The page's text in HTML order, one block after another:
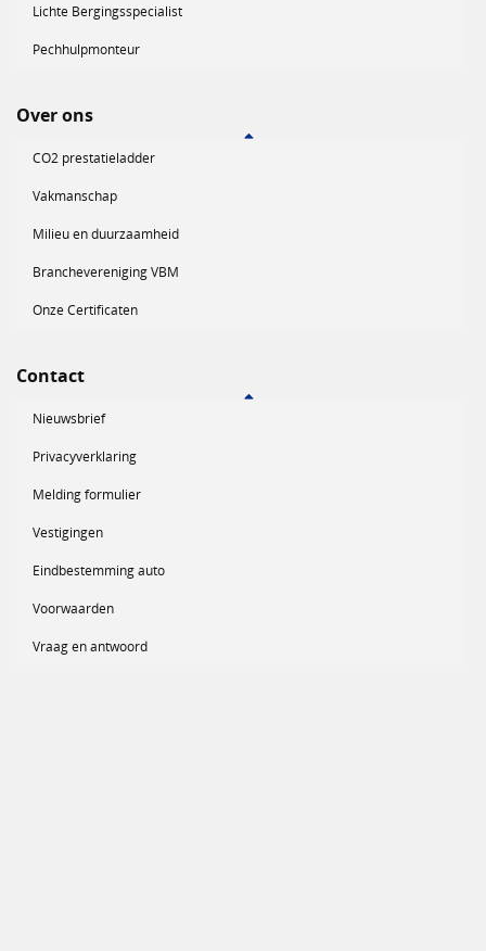
Lichte Bergingsspecialist
Pechhulpmonteur
Over ons
CO2 prestatieladder
Vakmanschap
Milieu en duurzaamheid
Branchevereniging VBM
Onze Certificaten
Contact
Nieuwsbrief
Privacyverklaring
Melding formulier
Vestigingen
Eindbestemming auto
Voorwaarden
Vraag en antwoord